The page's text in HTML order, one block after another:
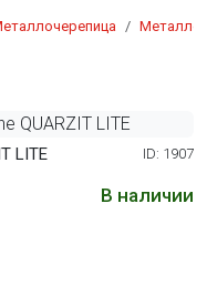
LITE ID: 1907
В наличии